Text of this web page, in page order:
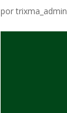
portrixma_admin